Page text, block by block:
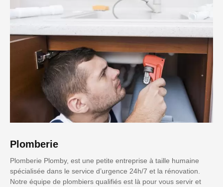
Plomberie
Plomberie Plomby, est une petite entreprise à taille humaine
spécialisée dans le service d’urgence 24h/7 et la rénovation.
Notre équipe de plombiers qualifiés est là pour vous servir et